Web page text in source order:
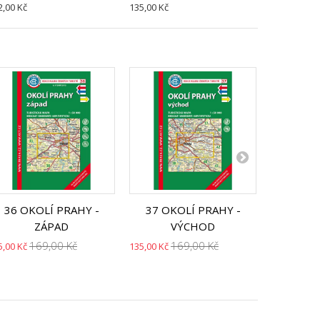
Kč 135,00 Kč
36 OKOLÍ PRAHY -
ZÁPAD
Kč169,00 Kč
37 OKOLÍ PRAHY -
VÝCHOD
135,00 Kč169,00 Kč